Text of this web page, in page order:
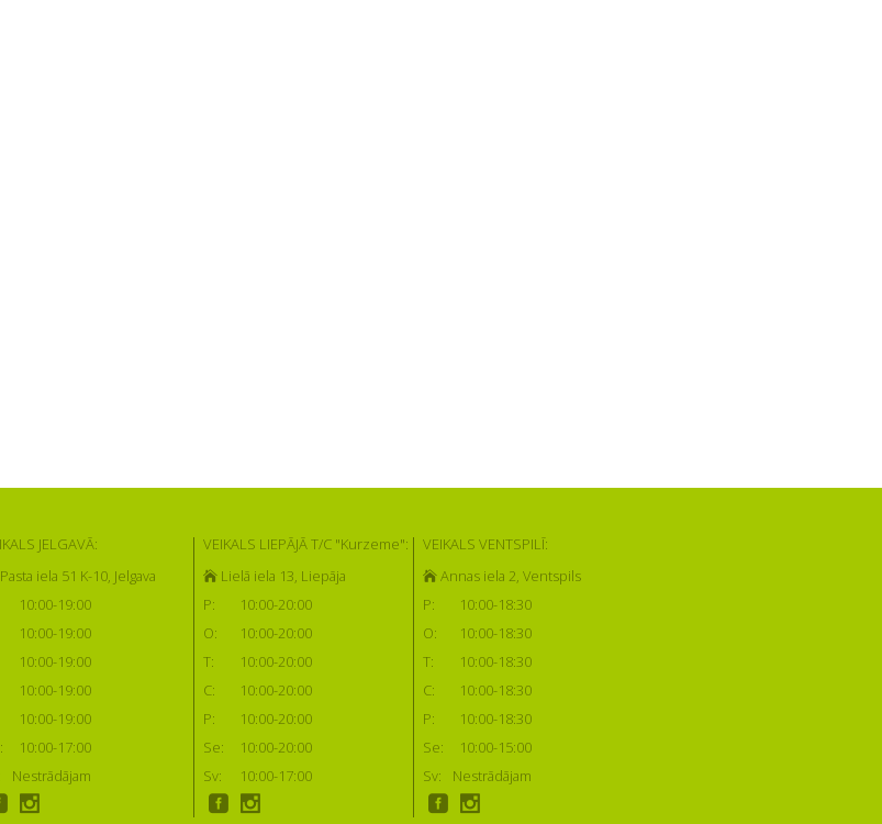
JELGAVĀ:
Pasta iela 51 K-10, Jelgava
10:00-19:00
10:00-19:00
10:00-19:00
10:00-19:00
10:00-19:00
10:00-17:00
Nestrādājam
VEIKALS LIEPĀJĀ T/C "Kurzeme":
Lielā iela 13, Liepāja
P:
10:00-20:00
O:
10:00-20:00
T:
10:00-20:00
C:
10:00-20:00
P:
10:00-20:00
Se:
10:00-20:00
Sv:
10:00-17:00
VEIKALS VENTSPILĪ:
Annas iela 2, Ventspils
P:
10:00-18:30
O:
10:00-18:30
T:
10:00-18:30
C:
10:00-18:30
P:
10:00-18:30
Se:
10:00-15:00
Sv:
Nestrādājam